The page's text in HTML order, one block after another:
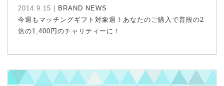
2014.9.15 |
BRAND NEWS
今週もマッチングギフト対象週！あなたのご購入で普段の2
倍の1,400円のチャリティーに！